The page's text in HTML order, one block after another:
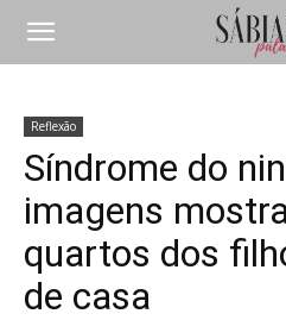
Reflexão
Síndrome do
imagens
quartos dos
de casa